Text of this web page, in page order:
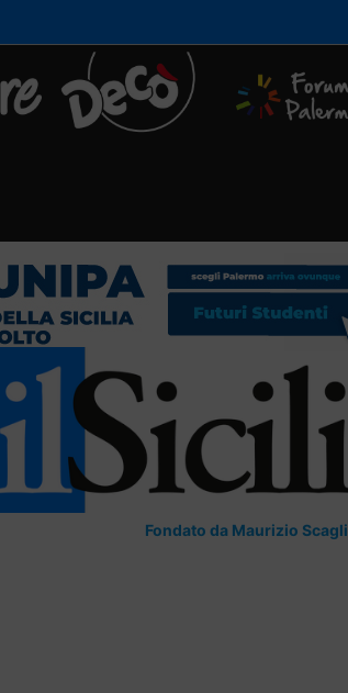
Fondato da Maurizio